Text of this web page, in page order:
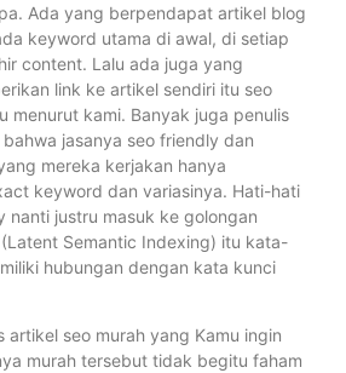
Ada yang berpendapat artikel blog
keyword utama di awal, di setiap
content. Lalu ada juga yang
link ke artikel sendiri itu seo
menurut kami. Banyak juga penulis
jasanya seo friendly dan
mereka kerjakan hanya
keyword dan variasinya. Hati-hati
nanti justru masuk ke golongan
Semantic Indexing) itu kata-
hubungan dengan kata kunci
artikel seo murah yang Kamu ingin
murah tersebut tidak begitu faham